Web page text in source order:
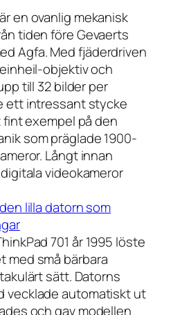
en ovanlig mekanisk
tiden före Gevaerts
Agfa. Med fjäderdriven
objektiv och
till 32 bilder per
ett intressant stycke
exempel på den
som präglade 1900-
Långt innan
videokameror
lilla datorn som
701 år 1995 löste
med små bärbara
sätt. Datorns
vecklade automatiskt ut
och gav modellen